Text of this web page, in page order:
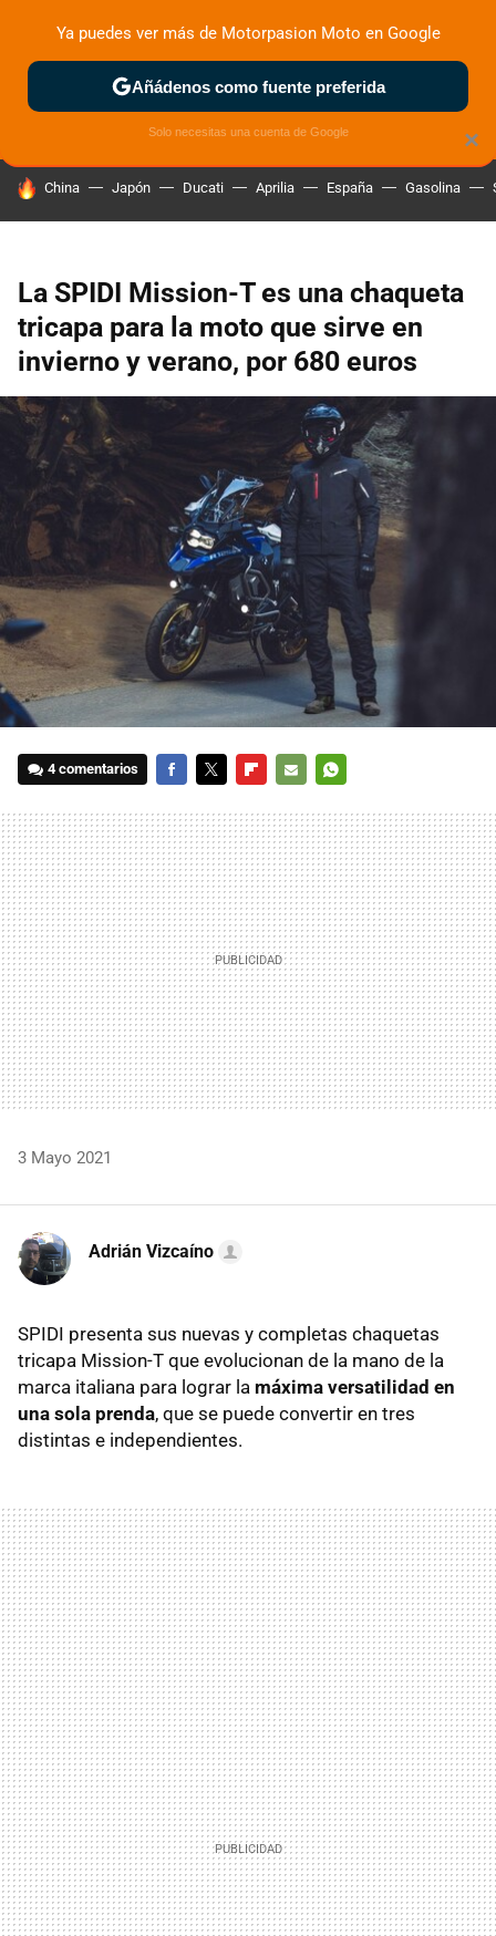
ZONA DE PRUEBAS DEPORTIVAS MOTOS ELÉCTRICAS
HOY SE HABLA DE
China Japón Ducati Aprilia España Gasolina
La SPIDI Mission-T es una chaqueta
tricapa para la moto que sirve en
invierno y verano, por 680 euros
4 comentarios
MAIL
3 Mayo 2021
Adrián Vizcaíno
SPIDI presenta sus nuevas y completas chaquetas
tricapa Mission-T que evolucionan de la mano de la
marca italiana para lograr la máxima versatilidad en
una sola prenda, que se puede convertir en tres
distintas e independientes.
×
Ya puedes ver más de Motorpasion Moto en Google
Añádenos como fuente preferida
Solo necesitas una cuenta de Google